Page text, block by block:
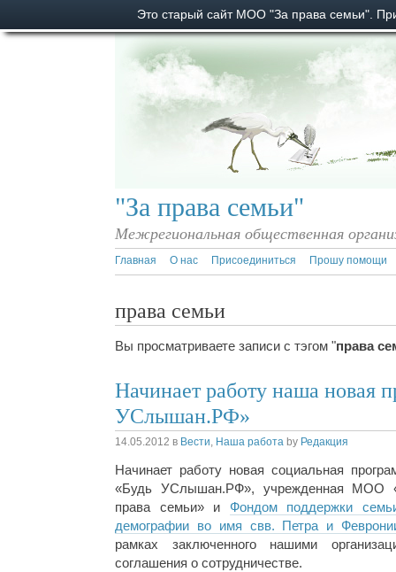
Это старый сайт МОО "За права семьи".
"За права семьи"
Межрегиональная общественная
Главная О нас Присоединиться Прошу помощи
права семьи
Вы просматриваете записи с тэгом "права
Начинает работу наша новая
УСлышан.РФ»
14.05.2012 в Вести, Наша работа by Редакция
Начинает работу новая социальная
«Будь УСлышан.РФ», учрежденная МОО
права семьи» и Фондом поддержки
демографии во имя свв. Петра и
рамках заключенного нашими
соглашения о сотрудничестве.